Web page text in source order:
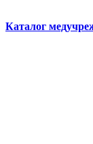
Каталог